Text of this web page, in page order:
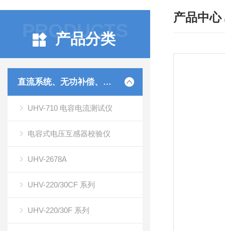
PRODUCTS
产品分类
直流系统、无功补偿、电池电机检测仪器
UHV-710 电容电流测试仪
电容式电压互感器校验仪
UHV-2678A
UHV-220/30CF 系列
UHV-220/30F 系列
产品中心